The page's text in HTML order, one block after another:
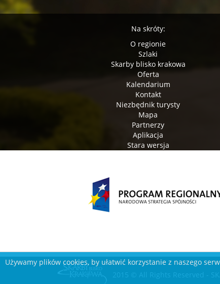
Na skróty:
O regionie
Szlaki
Skarby blisko krakowa
Oferta
Kalendarium
Kontakt
Niezbędnik turysty
Mapa
Partnerzy
Aplikacja
Stara wersja
Używamy plików cookies, by ułatwić korzystanie z naszego